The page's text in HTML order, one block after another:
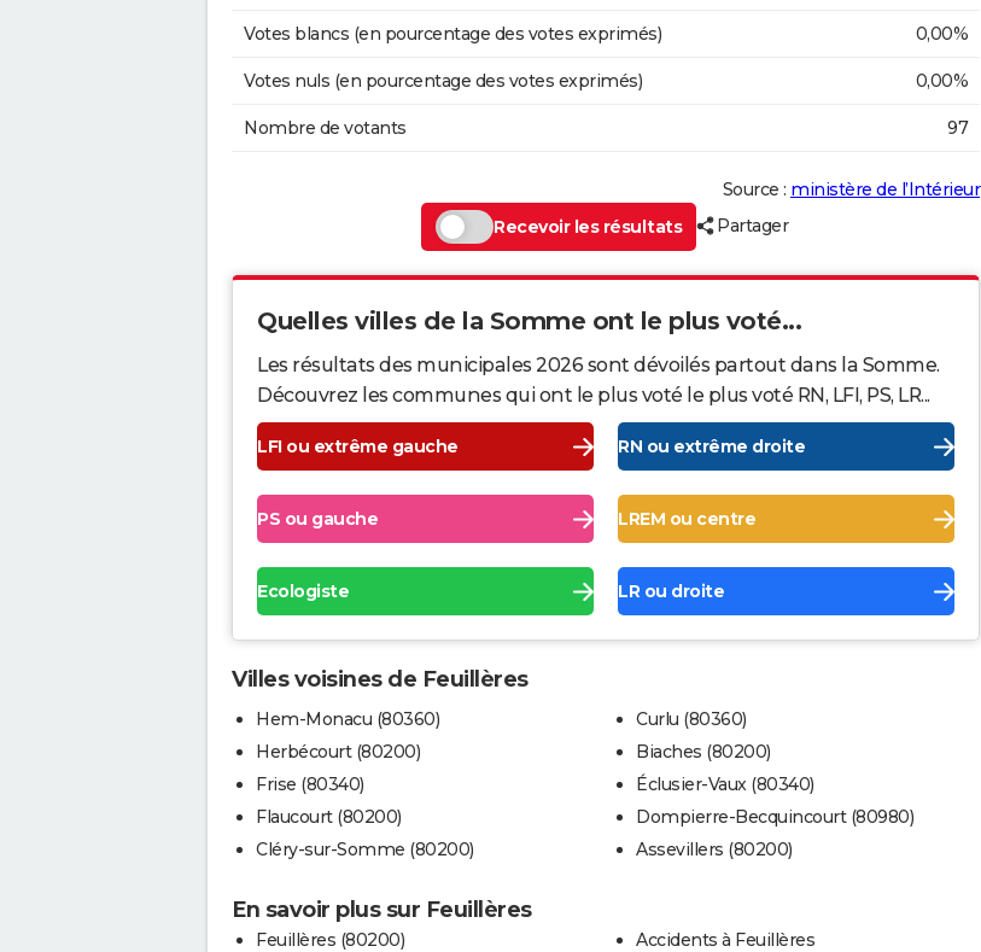
Votes blancs (en pourcentage des votes exprimés) 0,00%
Votes nuls (en pourcentage des votes exprimés) 0,00%
Nombre de votants 97
Source : ministère de l’Intérieur
Recevoir les résultats
Partager
Quelles villes de la Somme ont le plus voté...
Les résultats des municipales 2026 sont dévoilés partout dans la Somme.
Découvrez les communes qui ont le plus voté le plus voté RN, LFI, PS, LR...
LFI ou extrême gauche RN ou extrême droite
PS ou gauche LREM ou centre
Ecologiste LR ou droite
Villes voisines de Feuillères
Hem-Monacu (80360)
Herbécourt (80200)
Frise (80340)
Flaucourt (80200)
Cléry-sur-Somme (80200)
Curlu (80360)
Biaches (80200)
Éclusier-Vaux (80340)
Dompierre-Becquincourt (80980)
Assevillers (80200)
En savoir plus sur Feuillères
Feuillères (80200)
Accidents à Feuillères